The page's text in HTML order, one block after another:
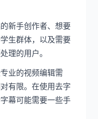
新手创作者、想要
生群体，以及需要
理的用户。
业的视频编辑需
有限。在使用去字
幕可能需要一些手